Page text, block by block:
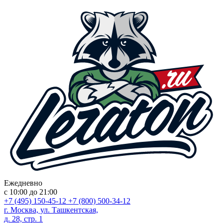
Ежедневно
с 10:00 до 21:00
+7 (495) 150-45-12 +7 (800) 500-34-12
г. Москва, ул. Ташкентская,
д. 28, стр. 1